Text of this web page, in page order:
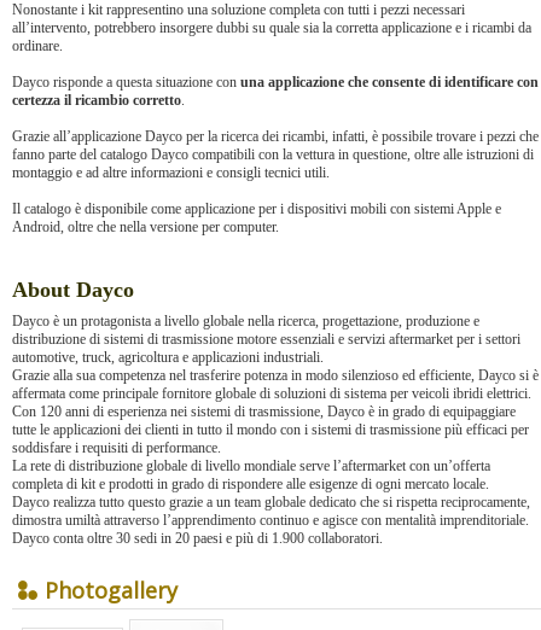
Nonostante i kit rappresentino una soluzione completa con tutti i pezzi necessari
all’intervento, potrebbero insorgere dubbi su quale sia la corretta applicazione e i ricambi da
ordinare.
Dayco risponde a questa situazione con una applicazione che consente di identificare con
certezza il ricambio corretto.
Grazie all’applicazione Dayco per la ricerca dei ricambi, infatti, è possibile trovare i pezzi che
fanno parte del catalogo Dayco compatibili con la vettura in questione, oltre alle istruzioni di
montaggio e ad altre informazioni e consigli tecnici utili.
Il catalogo è disponibile come applicazione per i dispositivi mobili con sistemi Apple e
Android, oltre che nella versione per computer.
About Dayco
Dayco è un protagonista a livello globale nella ricerca, progettazione, produzione e
distribuzione di sistemi di trasmissione motore essenziali e servizi aftermarket per i settori
automotive, truck, agricoltura e applicazioni industriali.
Grazie alla sua competenza nel trasferire potenza in modo silenzioso ed efficiente, Dayco si è
affermata come principale fornitore globale di soluzioni di sistema per veicoli ibridi elettrici.
Con 120 anni di esperienza nei sistemi di trasmissione, Dayco è in grado di equipaggiare
tutte le applicazioni dei clienti in tutto il mondo con i sistemi di trasmissione più efficaci per
soddisfare i requisiti di performance.
La rete di distribuzione globale di livello mondiale serve l’aftermarket con un’offerta
completa di kit e prodotti in grado di rispondere alle esigenze di ogni mercato locale.
Dayco realizza tutto questo grazie a un team globale dedicato che si rispetta reciprocamente,
dimostra umiltà attraverso l’apprendimento continuo e agisce con mentalità imprenditoriale.
Dayco conta oltre 30 sedi in 20 paesi e più di 1.900 collaboratori.
Photogallery